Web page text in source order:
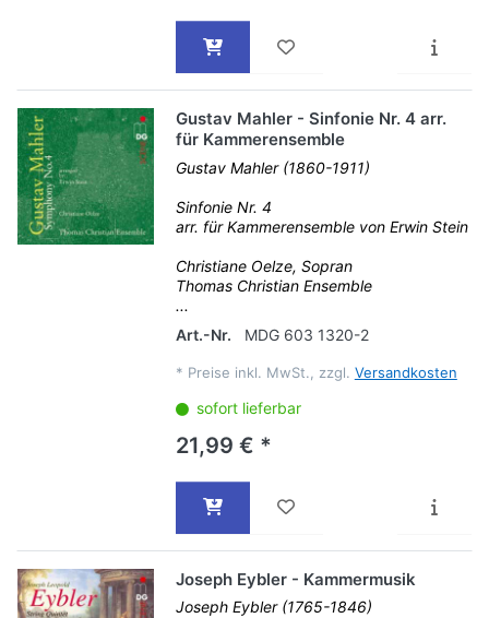
Gustav Mahler - Sinfonie Nr. 4 arr.
für Kammerensemble
Gustav Mahler (1860-1911)
Sinfonie Nr. 4
arr. für Kammerensemble von Erwin Stein
Christiane Oelze, Sopran
Thomas Christian Ensemble
...
Art.-Nr.
MDG 603 1320-2
* Preise inkl. MwSt., zzgl. Versandkosten
sofort lieferbar
21,99 € *
Joseph Eybler - Kammermusik
Joseph Eybler (1765-1846)